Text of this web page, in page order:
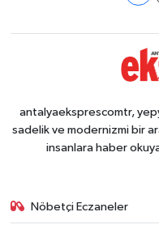
antalyaeksprescomtr,
sadelik ve modernizmi bir
insanlara haber
Nöbetçi Eczaneler